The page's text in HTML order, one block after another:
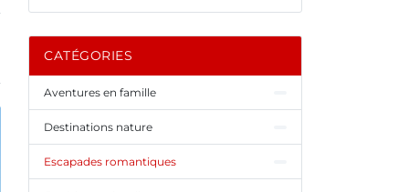
CATÉGORIES
Aventures en famille
Destinations nature
Escapades romantiques